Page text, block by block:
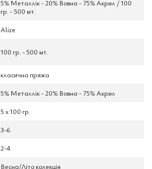
5% Mеталлік - 20% Вовна - 75% Aкрил / 100
гр. - 500 мт.
Alize
100 гр. - 500 мт.
класична пряжа
5% Металлік - 20% Вовна - 75% Aкрил
5 x 100 гр.
3-6
2-4
Весна/Літо колекція